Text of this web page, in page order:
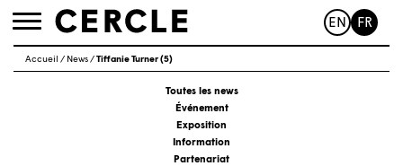
Toggle
EN FR
Accueil / News/Tiffanie Turner (5)
Toutes les news
Événement
Exposition
Information
Partenariat